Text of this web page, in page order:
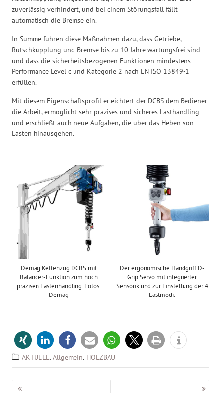
zuverlässig verhindert, und bei einem Störungsfall fällt
automatisch die Bremse ein.
In Summe führen diese Maßnahmen dazu, dass Getriebe,
Rutschkupplung und Bremse bis zu 10 Jahre wartungsfrei sind –
und dass die sicherheitsbezogenen Funktionen mindestens
Performance Level c und Kategorie 2 nach EN ISO 13849-1
erfüllen.
Mit diesem Eigenschaftsprofil erleichtert der DCBS dem Bediener
die Arbeit, ermöglicht sehr präzises und sicheres Lasthandling
und erschließt auch neue Aufgaben, die über das Heben von
Lasten hinausgehen.
Demag Kettenzug DCBS mit
Balancer-Funktion zum hoch
präzisen Lastenhandling. Fotos:
Demag
Der ergonomische Handgriff D-
Grip Servo mit integrierter
Sensorik und zur Einstellung der 4
Lastmodi.
AKTUELL,Allgemein, HOLZBAU
Beitragsnavigation